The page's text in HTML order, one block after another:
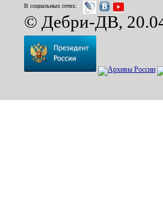
В социальных сетях:
© Дебри-ДВ,